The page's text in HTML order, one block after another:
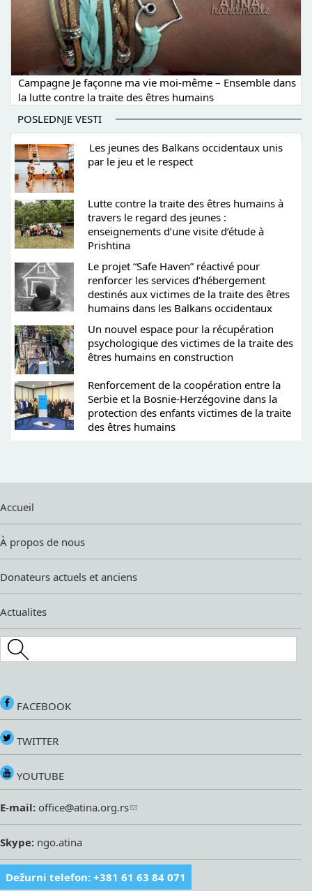
Campagne Je façonne ma vie moi-même – Ensemble dans
la lutte contre la traite des êtres humains
POSLEDNJE VESTI
Les jeunes des Balkans occidentaux unis
par le jeu et le respect
Lutte contre la traite des êtres humains à
travers le regard des jeunes :
enseignements d’une visite d’étude à
Prishtina
Le projet “Safe Haven” réactivé pour
renforcer les services d’hébergement
destinés aux victimes de la traite des êtres
humains dans les Balkans occidentaux
Un nouvel espace pour la récupération
psychologique des victimes de la traite des
êtres humains en construction
Renforcement de la coopération entre la
Serbie et la Bosnie-Herzégovine dans la
protection des enfants victimes de la traite
des êtres humains
Accueil
À propos de nous
Donateurs actuels et anciens
Actualites
Search this site
FACEBOOK
TWITTER
YOUTUBE
E-mail: office@atina.org.rs
Skype: ngo.atina
Dežurni telefon: +381 61 63 84 071